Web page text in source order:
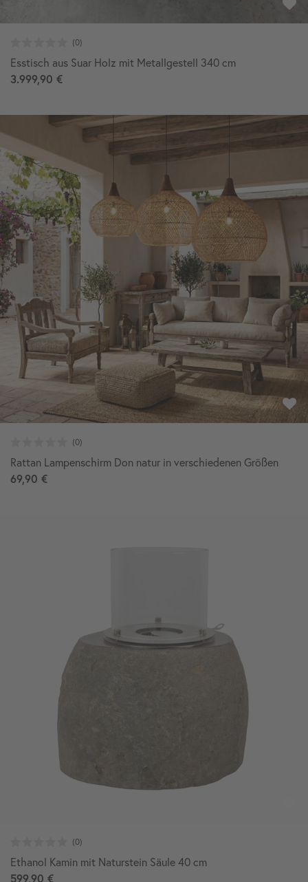
Esstisch aus Suar Holz mit Metallgestell 340 cm
3.999,90 €
Rattan Lampenschirm Don natur in verschiedenen Größen
69,90 €
Ethanol Kamin mit Naturstein Säule 40 cm
599,90 €